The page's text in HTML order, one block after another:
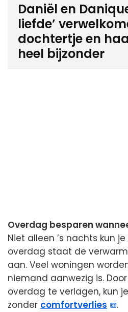
Daniël en
liefde’
dochtertje en
heel bijzonder
Overdag besparen
Niet alleen ’s nachts kun
overdag staat de
aan. Veel woningen
niemand aanwezig is.
overdag te verlagen, kun
zonder comfortverlies
.